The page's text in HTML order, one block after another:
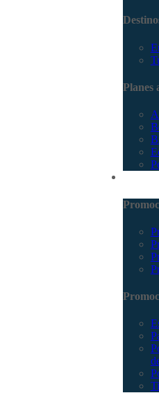
Planes